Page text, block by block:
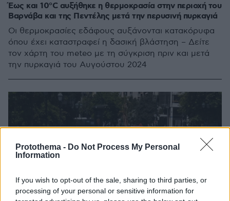
Protothema - Do Not Process My Personal
Information
If you wish to opt-out of the sale, sharing to third parties, or
processing of your personal or sensitive information for
Έως και 10°C αυξήθηκε η θερμοκρασία στην περιοχή του
Βαρνάβα και της Πεντέλης μετά την περυσινή πυρκαγιά
Οι θερμοκρασίες εδάφους αυξάνονται κατακόρυφα
όπου έχει καταστραφεί η δασική βλάστηση – Δείτε
τον χάρτη του meteo με τη σύγκριση πριν και μετά
την πυρκαγιά του Αυγούστου 2024